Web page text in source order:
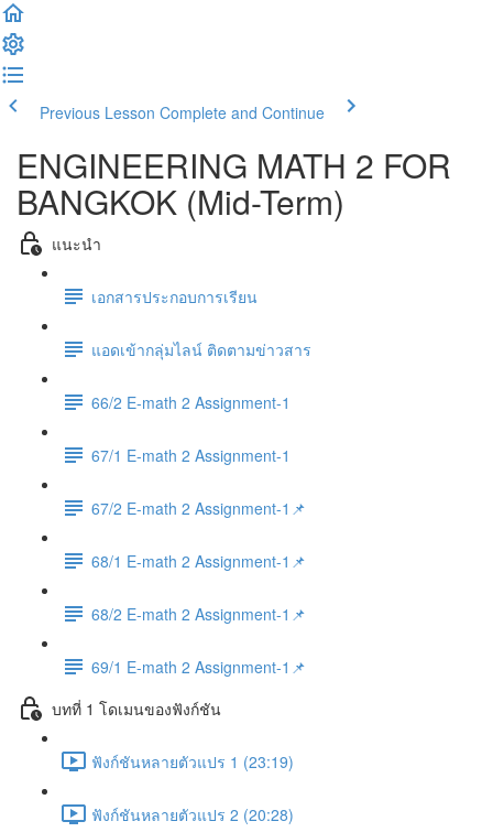
Previous Lesson Complete and Continue
ENGINEERING MATH 2 FOR
BANGKOK (Mid-Term)
แนะนำ
เอกสารประกอบการเรียน
แอดเข้ากลุ่มไลน์ ติดตามข่าวสาร
66/2 E-math 2 Assignment-1
67/1 E-math 2 Assignment-1
67/2 E-math 2 Assignment-1📌
68/1 E-math 2 Assignment-1📌
68/2 E-math 2 Assignment-1📌
69/1 E-math 2 Assignment-1📌
บทที่ 1 โดเมนของฟังก์ชัน
ฟังก์ชันหลายตัวแปร 1 (23:19)
ฟังก์ชันหลายตัวแปร 2 (20:28)